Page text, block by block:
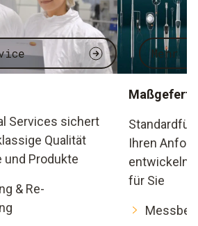
Services sichert
Qualität
und Produkte
& Re-
Mehr
Ihren
entwickeln
für Sie